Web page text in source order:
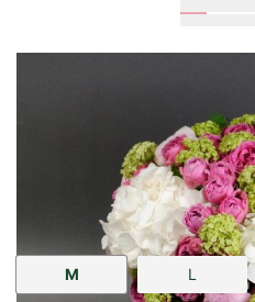
35см
M L